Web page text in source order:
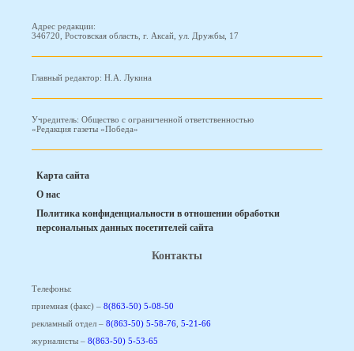
Адрес редакции:
346720, Ростовская область, г. Аксай, ул. Дружбы, 17
Главный редактор: Н.А. Лукина
Учредитель: Общество с ограниченной ответственностью
«Редакция газеты «Победа»
Карта сайта
О нас
Политика конфиденциальности в отношении обработки
персональных данных посетителей сайта
Контакты
Телефоны:
приемная (факс) – 8(863-50) 5-08-50
рекламный отдел – 8(863-50) 5-58-76, 5-21-66
журналисты – 8(863-50) 5-53-65